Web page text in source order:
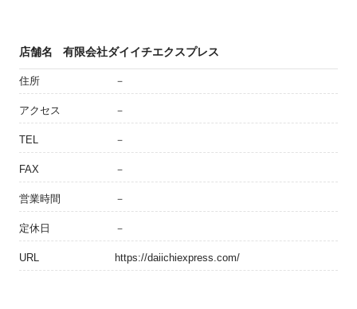
店舗名 有限会社ダイイチエクスプレス
住所 －
アクセス －
TEL －
FAX －
営業時間 －
定休日 －
URL https://daiichiexpress.com/